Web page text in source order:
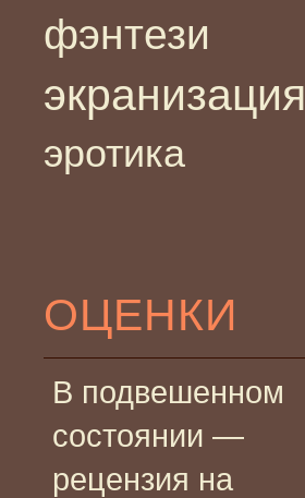
фэнтези
экранизация
эротика
ОЦЕНКИ
В подвешенном
состоянии —
рецензия на